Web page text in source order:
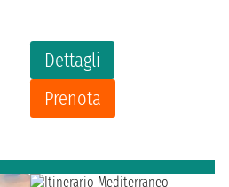
Dettagli
Prenota